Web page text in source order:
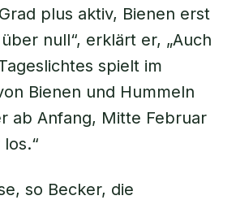
plus aktiv, Bienen erst
null“, erklärt er, „Auch
spielt im
Bienen und Hummeln
ab Anfang, Mitte Februar
so Becker, die